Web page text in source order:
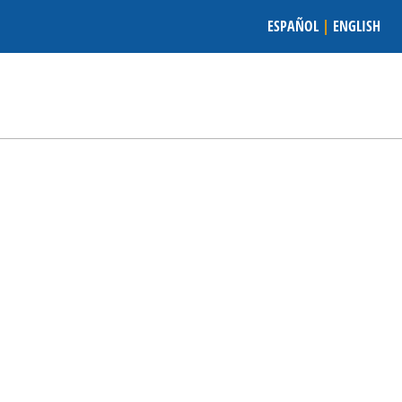
ESPAÑOL | ENGLISH